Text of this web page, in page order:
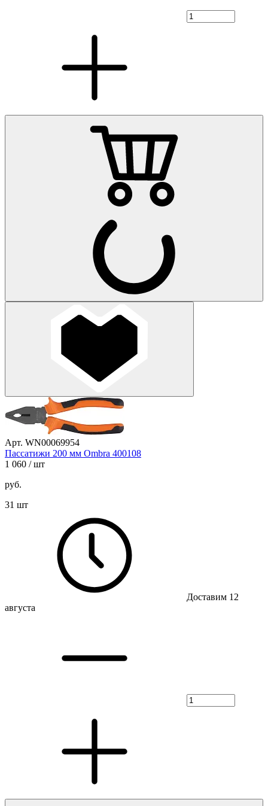
Арт. WN00069954
Пассатижи 200 мм Ombra 400108
1 060 / шт
руб.
31 шт
Доставим 12
августа